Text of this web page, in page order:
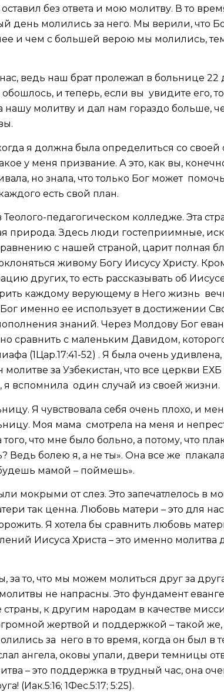
без ответа и мою молитву. В то
день молились за него. Мы верили, что
и чем с большей верою мы молились,
ведь наш брат пролежал в больнице 22
и теперь, если вы увидите его,
нашу молитву и дал нам гораздо больше,
я должна была определиться со своей
у меня призвание. А это, как вы,
но знала, что только Бог может
есть свой план.
педагогическом колледже. Эта
природа. Здесь люди гостеприимные,
с нашей страной, царит полная
живому Богу Иисусу Христу.
других, то есть рассказывать об
каждому верующему в Него жизнь
именно ее использует в достижении
знаний. Через Молдову Бог
сравнить с маленьким Давидом,
(1Цар.17:41-52) . Я была очень удивлена,
за Узбекистан, что все церкви
я вспомнила один случай из своей жизни.
Я чувствовала себя очень плохо, и
Моя мама смотрела на меня и
что мне было больно, а потому, что
Ведь болею я, а не ты». Она все же
мамой – поймешь».
мокрыми от слез. Это запечатлелось в
так ценна. Любовь матери – это для
Я хотела бы сравнить любовь
Иисуса Христа – это именно молитва
за то, что мы можем молиться друг за
не напрасны. Это фундамент
к другим народам в качестве
жертвой и поддержкой – такой
за него в то время, когда он был в
ангела, оковы упали, двери темницы
– это поддержка в трудный час, она
(Иак.5:16; 1Фес.5:17; 5:25).